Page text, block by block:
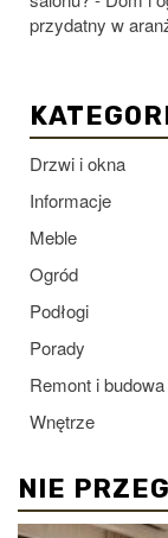
przydatny w
Drzwi i okna
Informacje
Meble
Ogród
Podłogi
Porady
Remont i budowa
Wnętrze
NIE